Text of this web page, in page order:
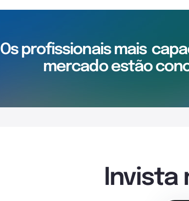
Os profissionais mais
mercado estão
Invista